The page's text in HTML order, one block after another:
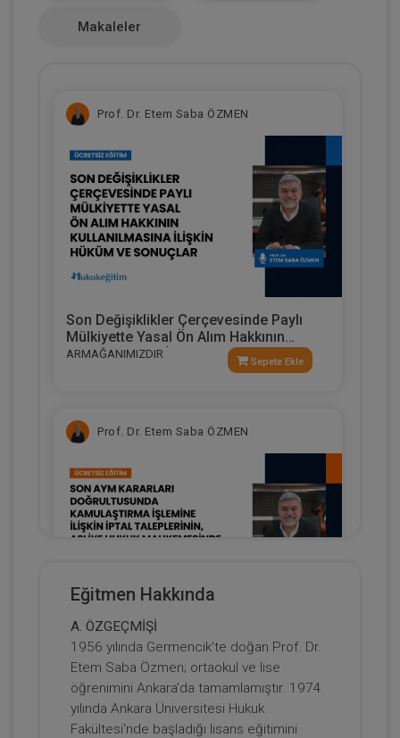
Makaleler
Prof. Dr. Etem Saba ÖZMEN
Son Değişiklikler Çerçevesinde Paylı
Mülkiyette Yasal Ön Alım Hakkının
Kullanılmasına İlişkin Hüküm Ve
ARMAĞANIMIZDIR
Sepete Ekle
Prof. Dr. Etem Saba ÖZMEN
Son AYM Kararları Doğrultusunda
Kamulaştırma İşlemine İlişkin İptal
Taleplerinin, Asliye Hukuk
Mahkemesinde Görülen Kamulaştırma
Bedelinin Tespiti Davasına Etkileri Video
Eğitimi
ARMAĞANIMIZDIR
Sepete Ekle
Eğitmen Hakkında
A. ÖZGEÇMİŞİ
1956 yılında Germencik'te doğan Prof. Dr.
Etem Saba Özmen; ortaokul ve lise
öğrenimini Ankara’da tamamlamıştır. 1974
yılında Ankara Üniversitesi Hukuk
Fakültesi'nde başladığı lisans eğitimini